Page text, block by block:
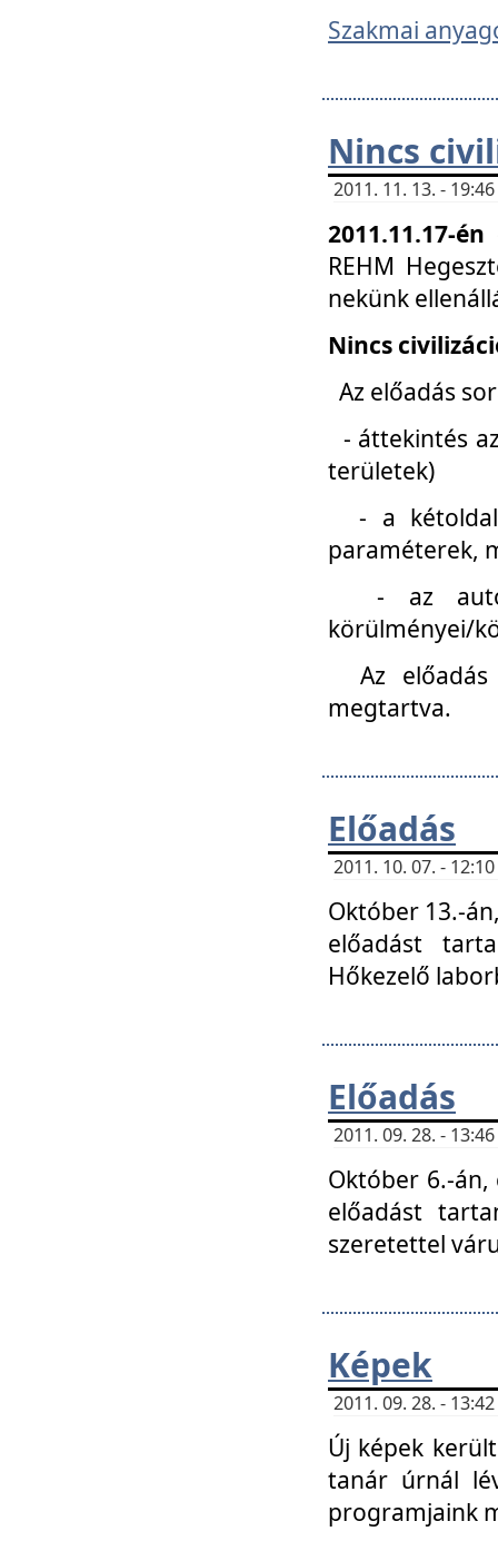
Szakmai
Nincs
2011. 11. 13. -
2011.11.17-
REHM
nekünk
Nincs
Az előadás
- áttekintés
területek)
- a kétoldali
paraméterek,
- az
körülményei/
Az
megtartva.
Előadás
2011. 10. 07. -
Október 13.-
előadást
Hőkezelő
Előadás
2011. 09. 28. -
Október 6.-
előadást
szeretettel
Képek
2011. 09. 28. -
Új képek
tanár úrnál
programjaink